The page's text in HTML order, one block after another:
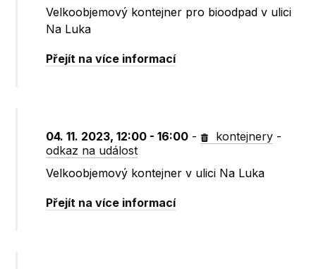
Velkoobjemový kontejner pro bioodpad v ulici
Na Luka
Přejít na více informací
04. 11. 2023, 12:00 - 16:00 - kontejnery -
odkaz na událost
Velkoobjemový kontejner v ulici Na Luka
Přejít na více informací